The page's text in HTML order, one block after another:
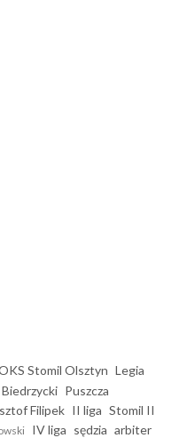
Stomil Olsztyn Legia
Puszcza
Filipek II liga Stomil II
IV liga sędzia arbiter